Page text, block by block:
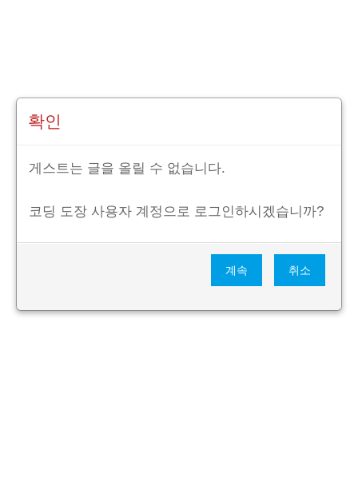
확인
게스트는 글을 올릴 수 없습니다.
코딩 도장 사용자 계정으로 로그인하시겠습니까?